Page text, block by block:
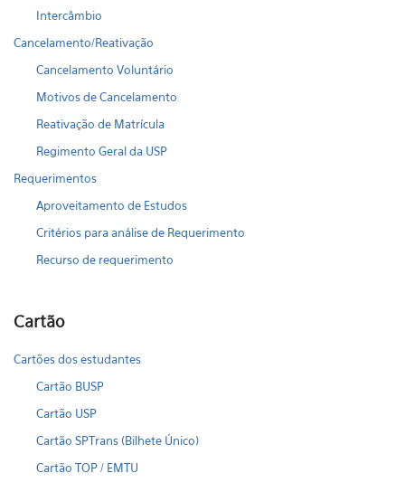
Intercâmbio
Cancelamento/Reativação
Cancelamento Voluntário
Motivos de Cancelamento
Reativação de Matrícula
Regimento Geral da USP
Requerimentos
Aproveitamento de Estudos
Critérios para análise de Requerimento
Recurso de requerimento
Cartão
Cartões dos estudantes
Cartão BUSP
Cartão USP
Cartão SPTrans (Bilhete Único)
Cartão TOP / EMTU